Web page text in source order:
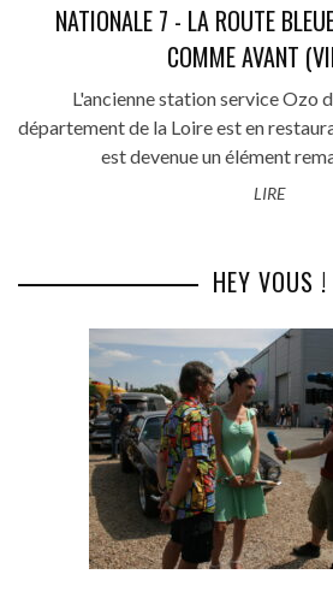
NATIONALE 7 - LA ROUTE
COMME AVANT
L'ancienne station service Ozo
département de la Loire est en
est devenue un élément
LIRE
HEY VOUS !